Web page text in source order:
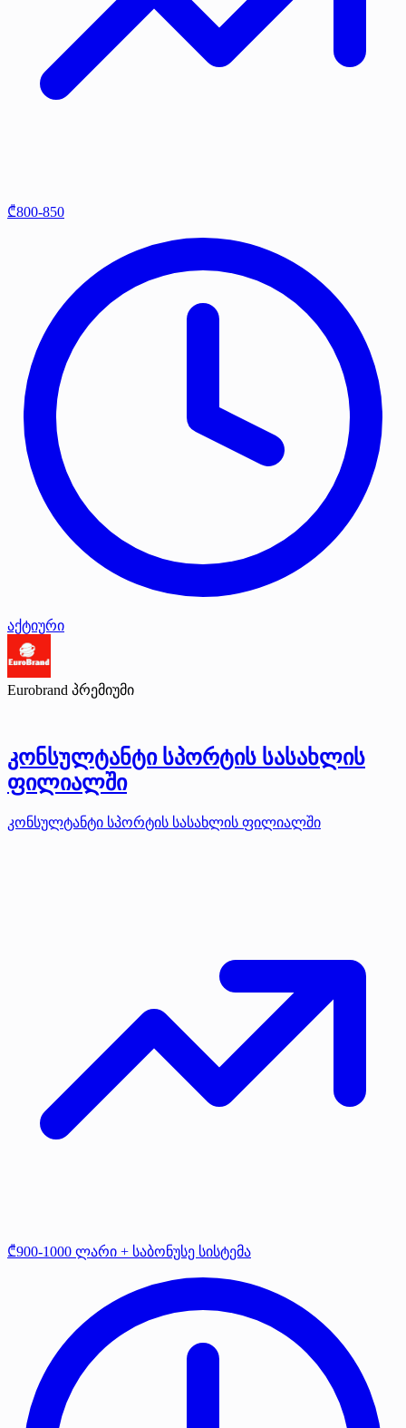
₾800-850
აქტიური
Eurobrand პრემიუმი
კონსულტანტი სპორტის სასახლის
ფილიალში
კონსულტანტი სპორტის სასახლის ფილიალში
₾900-1000 ლარი + საბონუსე სისტემა